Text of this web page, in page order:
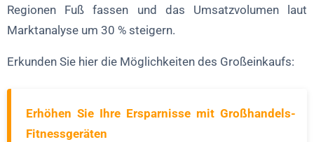
Regionen Fuß fassen und das Umsatzvolumen laut
Marktanalyse um 30 % steigern.
Erkunden Sie hier die Möglichkeiten des Großeinkaufs:
Erhöhen Sie Ihre Ersparnisse mit Großhandels-
Fitnessgeräten